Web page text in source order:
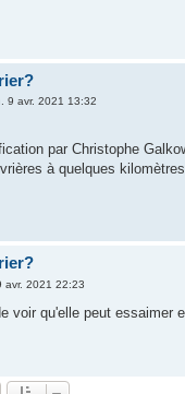
9 avr. 2021 13:32
par Christophe
à quelques
avr. 2021 22:23
voir qu'elle peut essaimer